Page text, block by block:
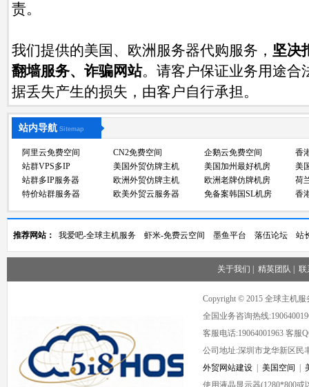
责。
我们提供的美国、欧洲服务器代购服务， 坚决
翻墙服务、诈骗网站。请客户保证业务用途合
据丢失产生的损失，由客户自行承担。
站内导航 Sitemap
阿里云免费空间 CN2免费空间 企鹅云免费空间
香
站群VPS多IP
美国外贸仿牌主机 美国加州最好机房
美
站群多IP服务器
欧洲外贸仿牌主机 欧洲老牌仿牌机房
荷
特价站群服务器
欧美外贸云服务器 免备案韩国SL机房 香
推荐网站： 我爱吧-全球主机服务 虾米-免费云空间 墨鱼平台 落伍论坛 站
关于我们 精英团队 联
Copyright © 2015 全球主机
全国业务咨询热线
客服电话:19064001963 客服
公司地址:深圳市龙华新区民
外贸网站建设
美国空间
使用液晶显示器(1280*800